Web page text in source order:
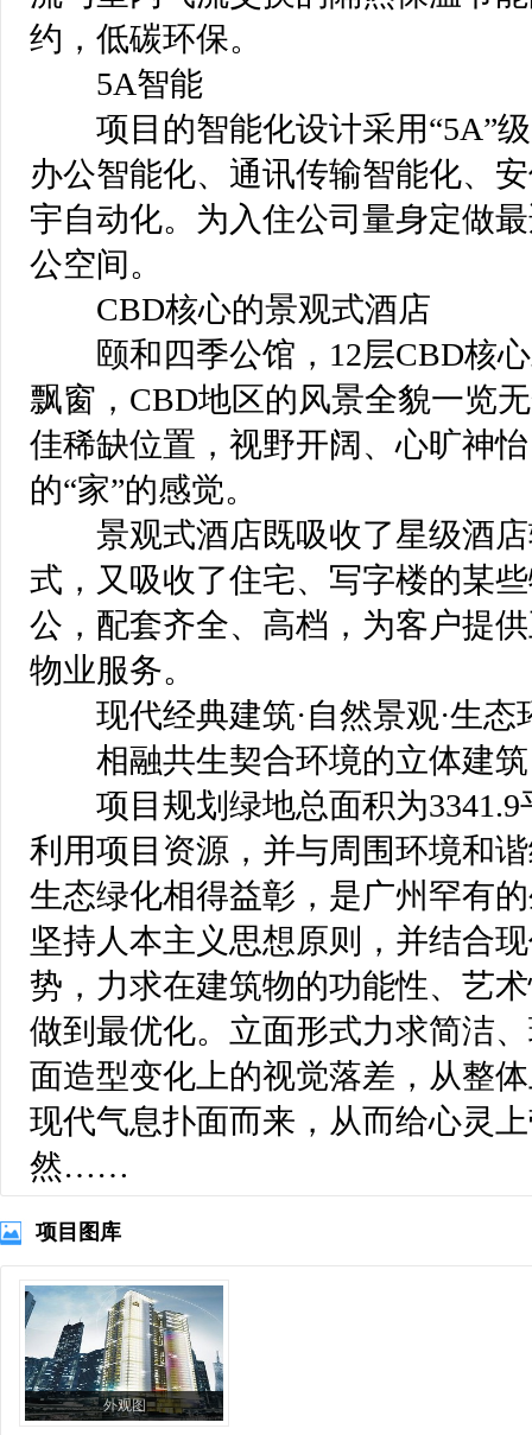
约，低碳环保。
5A智能
项目的智能化设计采用“5A”级
办公智能化、通讯传输智能化、
宇自动化。为入住公司量身定做
公空间。
CBD核心的景观式酒店
颐和四季公馆，12层CBD核心
飘窗，CBD地区的风景全貌一览
佳稀缺位置，视野开阔、心旷神
的“家”的感觉。
景观式酒店既吸收了星级酒店
式，又吸收了住宅、写字楼的某
公，配套齐全、高档，为客户提
物业服务。
现代经典建筑·自然景观·生态
相融共生契合环境的立体建筑
项目规划绿地总面积为3341.9
利用项目资源，并与周围环境和
生态绿化相得益彰，是广州罕有
坚持人本主义思想原则，并结合
势，力求在建筑物的功能性、艺
做到最优化。立面形式力求简洁
面造型变化上的视觉落差，从整
现代气息扑面而来，从而给心灵
然……
项目图库
外观图